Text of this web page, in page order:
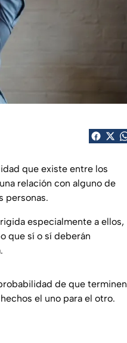
que existe entre los
relación con alguno de
personas.
especialmente a ellos,
que sí o sí deberán
de que terminen
el uno para el otro.